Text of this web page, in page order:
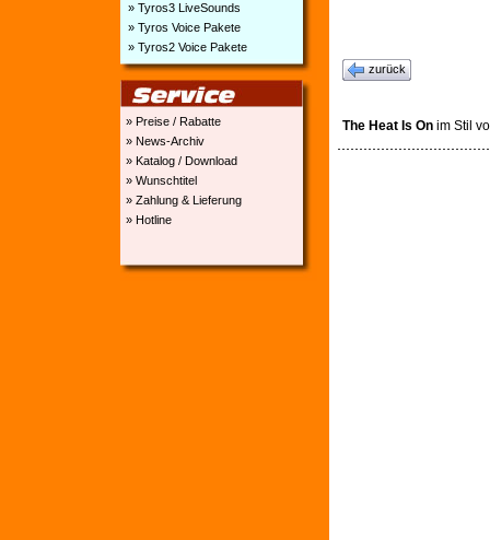
» Tyros3 LiveSounds
» Tyros Voice Pakete
» Tyros2 Voice Pakete
» Preise / Rabatte
» News-Archiv
» Katalog / Download
» Wunschtitel
» Zahlung & Lieferung
» Hotline
zurück
The Heat Is On im Stil